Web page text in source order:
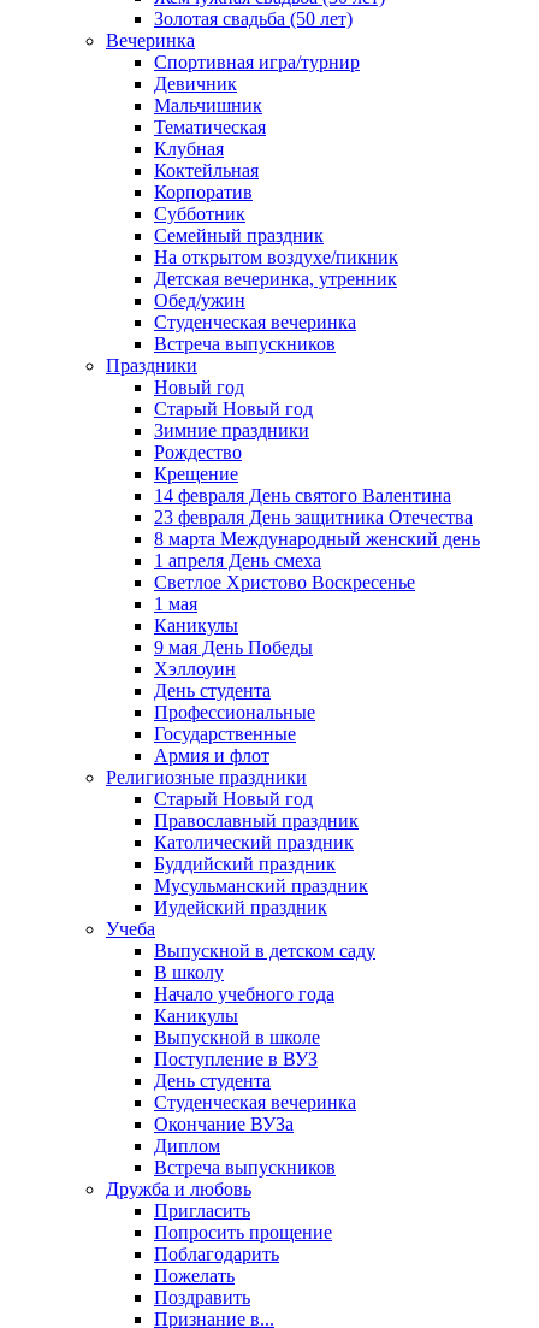
Золотая свадьба (50 лет)
Вечеринка
Спортивная игра/турнир
Девичник
Мальчишник
Тематическая
Клубная
Коктейльная
Корпоратив
Субботник
Семейный праздник
На открытом воздухе/пикник
Детская вечеринка, утренник
Обед/ужин
Студенческая вечеринка
Встреча выпускников
Праздники
Новый год
Старый Новый год
Зимние праздники
Рождество
Крещение
14 февраля День святого Валентина
23 февраля День защитника Отечества
8 марта Международный женский день
1 апреля День смеха
Светлое Христово Воскресенье
1 мая
Каникулы
9 мая День Победы
Хэллоуин
День студента
Профессиональные
Государственные
Армия и флот
Религиозные праздники
Старый Новый год
Православный праздник
Католический праздник
Буддийский праздник
Мусульманский праздник
Иудейский праздник
Учеба
Выпускной в детском саду
В школу
Начало учебного года
Каникулы
Выпускной в школе
Поступление в ВУЗ
День студента
Студенческая вечеринка
Окончание ВУЗа
Диплом
Встреча выпускников
Дружба и любовь
Пригласить
Попросить прощение
Поблагодарить
Пожелать
Поздравить
Признание в...